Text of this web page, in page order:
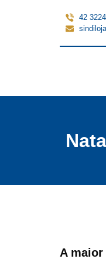
42
A